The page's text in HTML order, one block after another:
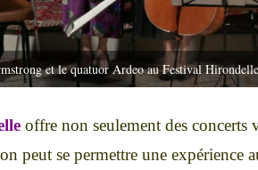
et le quatuor Ardeo au Festival
offre non seulement des concerts
peut se permettre une